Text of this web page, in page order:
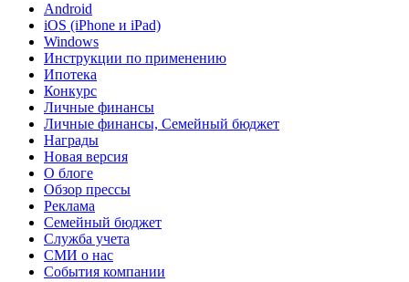
Android
iOS (iPhone и iPad)
Windows
Инструкции по применению
Ипотека
Конкурс
Личные финансы
Личные финансы, Семейный бюджет
Награды
Новая версия
О блоге
Обзор прессы
Реклама
Семейный бюджет
Служба учета
СМИ о нас
События компании